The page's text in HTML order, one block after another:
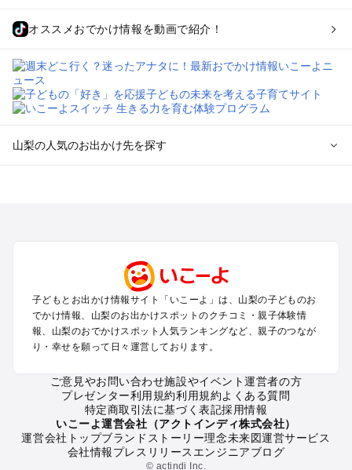
オススメおでかけ情報を動画で紹介！
山梨の人気のお出かけ先を探す
甲府・昇仙峡・湯村のプールお出かけ
石和・勝沼・塩山のプールお出かけ
大月・都留・道志渓谷のプールお出かけ
山中湖・忍野のプールお出かけ
南アルプスのプールお出かけ
山梨の定番お出かけスポット
山梨の遊園地
山梨の動物園
山梨のバーベキュー
子どもとお出かけ情報サイト「いこーよ」は、山梨の子どものお
でかけ情報、山梨のお出かけスポットのクチコミ・親子体験情
報、山梨のおでかけスポット人気ランキングなど、親子のつなが
り・幸せを願って日々運営しております。
ご意見やお問い合わせ施設やイベント運営者の方
プレゼンター利用規約利用規約よくある質問
特定商取引法に基づく表記採用情報
いこーよ運営会社（アクトインディ株式会社）
運営会社トップブランドストーリー理念未来図運営サービス
会社情報プレスリリース エンジニアブログ
© actindi Inc.